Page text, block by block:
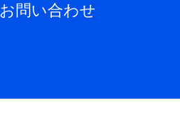
お問い合わせ